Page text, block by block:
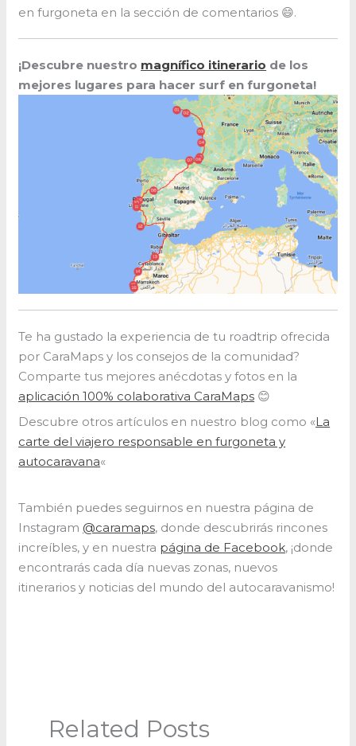
en furgoneta en la sección de comentarios 😄.
¡Descubre nuestro magnífico itinerario de los
mejores lugares para hacer surf en furgoneta!
Te ha gustado la experiencia de tu roadtrip ofrecida
por CaraMaps y los consejos de la comunidad?
Comparte tus mejores anécdotas y fotos en la
aplicación 100% colaborativa CaraMaps 😊
Descubre otros artículos en nuestro blog como «La
carte del viajero responsable en furgoneta y
autocaravana«
También puedes seguirnos en nuestra página de
Instagram @caramaps, donde descubrirás rincones
increíbles, y en nuestra página de Facebook, ¡donde
encontrarás cada día nuevas zonas, nuevos
itinerarios y noticias del mundo del autocaravanismo!
Related Posts